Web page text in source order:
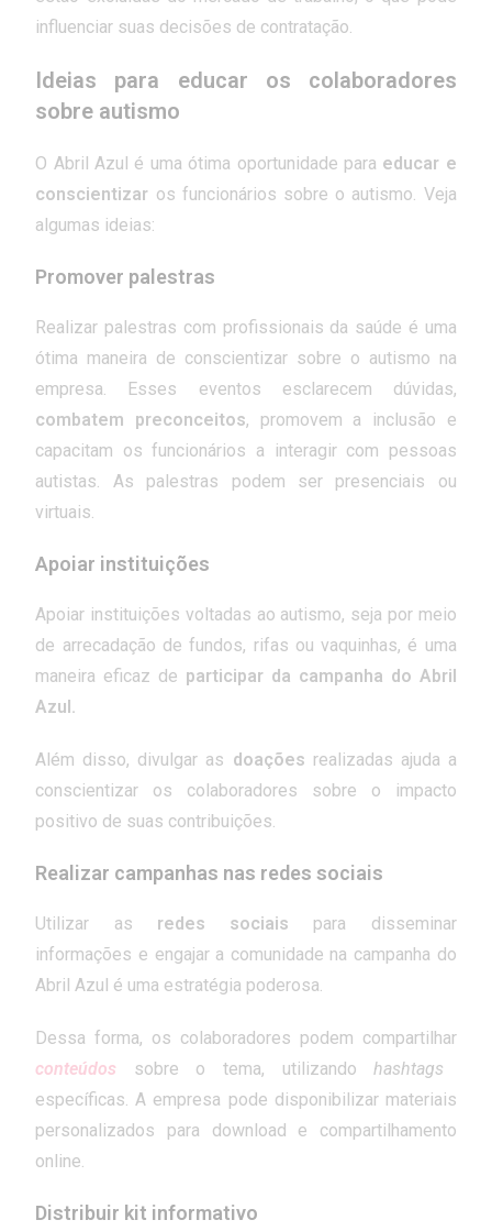
influenciar suas decisões de contratação.
Ideias para educar os colaboradores
sobre autismo
O Abril Azul é uma ótima oportunidade para educar e
conscientizar os funcionários sobre o autismo. Veja
algumas ideias:
Promover palestras
Realizar palestras com profissionais da saúde é uma
ótima maneira de conscientizar sobre o autismo na
empresa. Esses eventos esclarecem dúvidas,
combatem preconceitos, promovem a inclusão e
capacitam os funcionários a interagir com pessoas
autistas. As palestras podem ser presenciais ou
virtuais.
Apoiar instituições
Apoiar instituições voltadas ao autismo, seja por meio
de arrecadação de fundos, rifas ou vaquinhas, é uma
maneira eficaz de participar da campanha do Abril
Azul.
Além disso, divulgar as doações realizadas ajuda a
conscientizar os colaboradores sobre o impacto
positivo de suas contribuições.
Realizar campanhas nas redes sociais
Utilizar as redes sociais para disseminar
informações e engajar a comunidade na campanha do
Abril Azul é uma estratégia poderosa.
Dessa forma, os colaboradores podem compartilhar
conteúdos sobre o tema, utilizandohashtags
específicas. A empresa pode disponibilizar materiais
personalizados para download e compartilhamento
online.
Distribuir kit informativo